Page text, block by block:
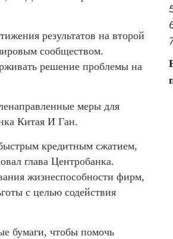
результатов на второй
сообществом.
решение проблемы на
меры для
Китая И Ган.
кредитным сжатием,
глава Центробанка.
жизнеспособности фирм,
с целью содействия
бумаги, чтобы помочь